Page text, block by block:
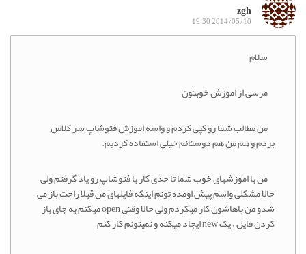
zgh
2014/05/10 19:30
سلام
مرسی از اموزش خوبتون
من مطالب شما رو کپی کردم و واسه اموزش فتوشاپ سر کلاس
بردم و هم من هم دوستانم خیلی استفاده کردیم.
من با اموزشهای خوب شما تا حدی کار با فتوشاپ رو یاد گرفتم ولی
حالا مشکلی واسم پیش اومده تونم اینکه فایلهای من قبلا راحت باز می
شدو من باهاشون کار میکردم ولی حالا وقتی open میکنم به جای باز
کردن فایل ، یک new ایجاد میکنه و نمیتونم کار کنم